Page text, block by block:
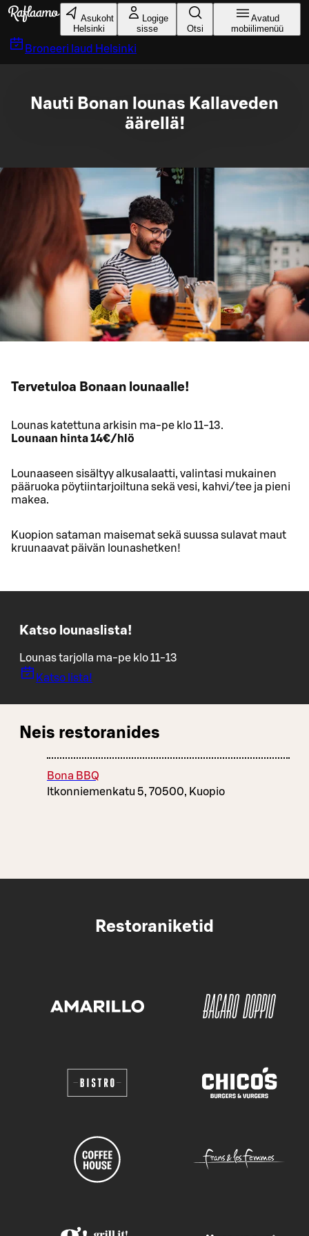
Liigu peamise sisu juurde
Asukoht
Helsinki
Logige
sisse
Otsi
Avatud
mobiilimenüü
Broneeri laud Helsinki
Nauti Bonan lounas Kallaveden
äärellä!
Tervetuloa Bonaan lounaalle!
Lounas katettuna arkisin ma-pe klo 11-13.
Lounaan hinta 14€/hlö
Lounaaseen sisältyy alkusalaatti, valintasi mukainen
pääruoka pöytiintarjoiltuna sekä vesi, kahvi/tee ja pieni
makea.
Kuopion sataman maisemat sekä suussa sulavat maut
kruunaavat päivän lounashetken!
Katso lounaslista!
Lounas tarjolla ma-pe klo 11-13
Katso lista!
Neis restoranides
Bona BBQ
Itkonniemenkatu 5, 70500, Kuopio
Restoraniketid